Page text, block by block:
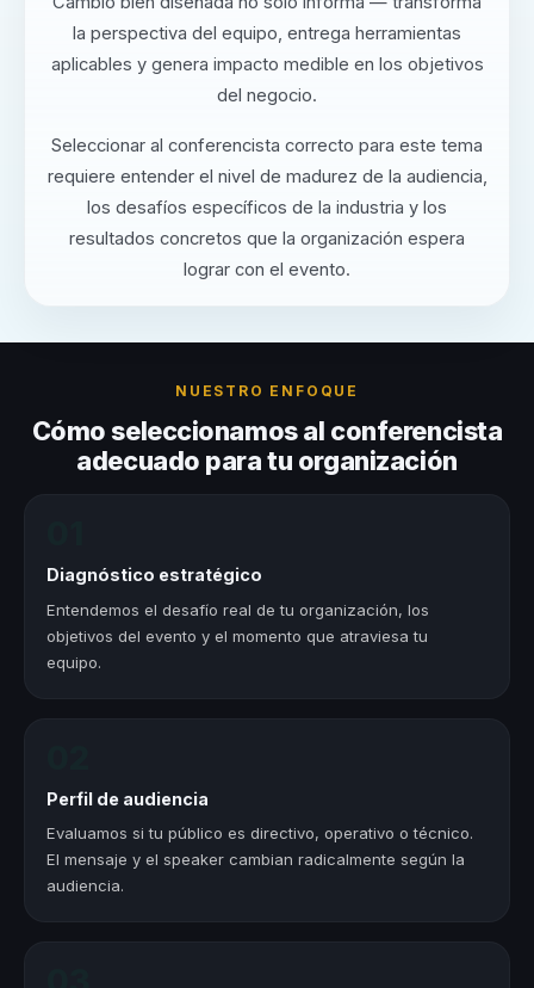
la perspectiva del equipo, entrega herramientas
aplicables y genera impacto medible en los objetivos
del negocio.
Seleccionar al conferencista correcto para este tema
requiere entender el nivel de madurez de la audiencia,
los desafíos específicos de la industria y los
resultados concretos que la organización espera
lograr con el evento.
NUESTRO ENFOQUE
Cómo seleccionamos al conferencista
adecuado para tu organización
Diagnóstico estratégico
Entendemos el desafío real de tu organización, los
objetivos del evento y el momento que atraviesa tu
equipo.
Perfil de audiencia
Evaluamos si tu público es directivo, operativo o técnico.
El mensaje y el speaker cambian radicalmente según la
audiencia.